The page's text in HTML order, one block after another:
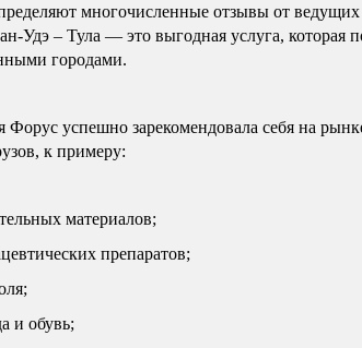
многочисленные отзывы от
Удэ – Тула — это выгодная услуга, которая
городами.
Форус успешно зарекомендовала себя на
к примеру:
материалов;
препаратов;
и обувь;